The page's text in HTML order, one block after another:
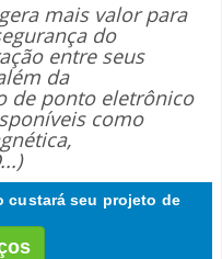
mais valor para
do
entre seus
da
de ponto eletrônico
como
custará seu projeto de